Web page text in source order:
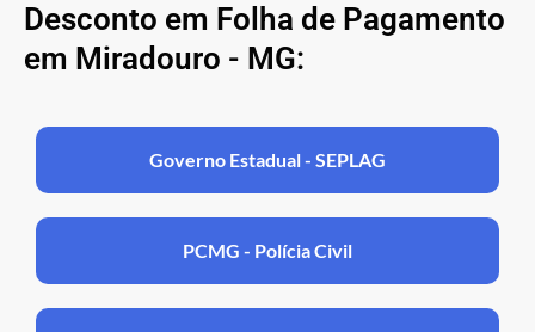
Desconto em Folha de Pagamento
em Miradouro - MG:
Governo Estadual - SEPLAG
PCMG - Polícia Civil